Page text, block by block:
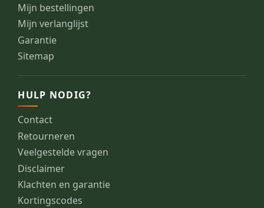
Mijn bestellingen
Mijn verlanglijst
Garantie
Sitemap
HULP NODIG?
Contact
Retourneren
Veelgestelde vragen
Disclaimer
Klachten en garantie
Kortingscodes